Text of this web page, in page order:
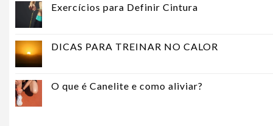
Exercícios para Definir Cintura
DICAS PARA TREINAR NO CALOR
O que é Canelite e como aliviar?